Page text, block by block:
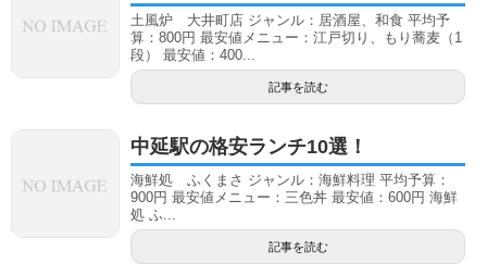
土風炉 大井町店 ジャンル：居酒屋、和食 平均予
算：800円 最安値メニュー：江戸切り、もり蕎麦（1
段） 最安値：400...
記事を読む
中延駅の格安ランチ10選！
海鮮処 ふくまさ ジャンル：海鮮料理 平均予算：
900円 最安値メニュー：三色丼 最安値：600円 海鮮
処 ふ...
記事を読む